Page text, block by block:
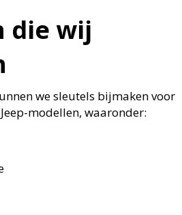
die wij
we sleutels bijmaken voor
modellen, waaronder: